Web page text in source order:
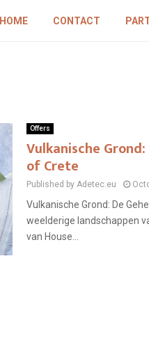
HOME CONTACT
Offers
Vulkanische
of Crete
Published by Adetec.eu
Vulkanische Grond: De
weelderige landschappen
van House...